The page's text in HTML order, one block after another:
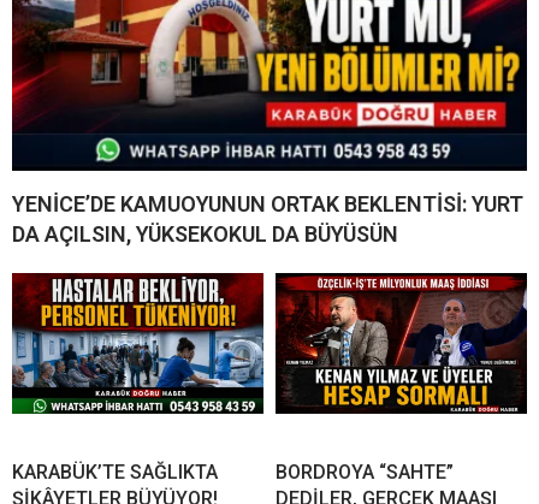
YENİCE’DE KAMUOYUNUN ORTAK BEKLENTİSİ: YURT
DA AÇILSIN, YÜKSEKOKUL DA BÜYÜSÜN
KARABÜK’TE SAĞLIKTA
ŞİKÂYETLER BÜYÜYOR!
BORDROYA “SAHTE”
DEDİLER, GERÇEK MAAŞI